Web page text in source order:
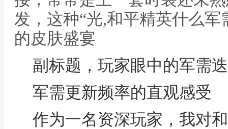
发，这种“光,和平精英什么
的皮肤盛宴
副标题，玩家眼中的军需
军需更新频率的直观感受
作为一名资深玩家，我对